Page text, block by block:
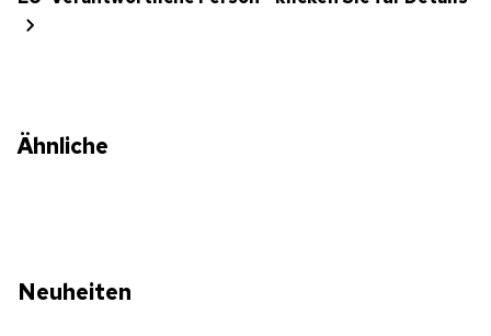
Ähnliche
Neuheiten